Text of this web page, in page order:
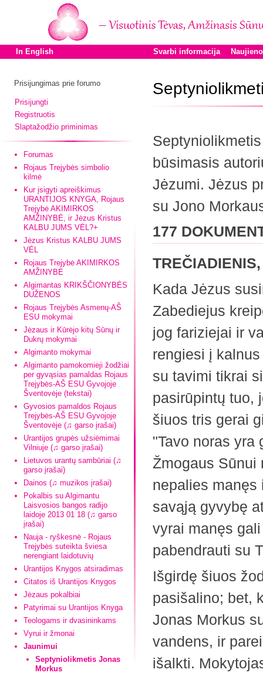
In English Svarbi informacija
Prisijungimas prie forumo
Prisijungti
Registruotis
Slaptažodžio priminimas
Forumas
Rojaus Trejybės simbolio
kilmė
Kur įsigyti apreiškimus
URANTIJOS KNYGA, Rojaus
Trejybė AKIMIRKOS
AMŽINYBĖ, ir Jėzus Kristus
KALBU JUMS VĖL?+
Jėzus Kristus KALBU JUMS
VĖL
Rojaus Trejybė AKIMIRKOS
AMŽINYBĖ
Algimantas KRIKŠČIONYBĖS
DUŽENOS
Rojaus Trejybės Asmenų-AŠ
ESU mokymai
Jėzaus ir Kūrėjo kitų Sūnų ir
Dukrų mokymai
Algimanto mokymai
Algimanto pamokomieji žodžiai
per gyvąsias pamaldas Rojaus
Trejybės-AŠ ESU Gyvojoje
Šventovėje (tekstai)
Gyvosios pamaldos Rojaus
Trejybės-AŠ ESU Gyvojoje
Šventovėje (♫ garso įrašai)
Urantijos grupės užsiėmimai
Vilniuje (♫ garso įrašai)
Lietuvos urantų sambūriai (♫
garso įrašai)
Dainos (♫ muzikos įrašai)
Pokalbis su Algimantu
Laisvosios bangos radijo
laidoje 2013 01 18 (♫ garso
įrašai)
Nauja - ryškesnė - Rojaus
Trejybės suteikta šviesa
nerengiant laidotuvių
Urantijos Knygos atsiradimas
Citatos iš Urantijos Knygos
Jėzaus pokalbiai
Patyrimai su Urantijos Knyga
Teologams ir dvasininkams
Vyrui ir žmonai
Jaunimui
Septyniolikmetis Jonas
Morkus
būsimasis
Jėzumi. Jėzus
su Jono
177
Kada Jėzus
Zabediejus
jog fariziejai ir
rengiesi į
su tavimi tikrai
pasirūpintų tuo,
šiuos tris gerai
"Tavo noras yra
Žmogaus Sūnui
nepalies
savąją gyvybę
vyrai manęs
pabendrauti su
Išgirdę šiuos
pasišalino; bet,
Jonas Morkus
vandens, ir
išalkti.